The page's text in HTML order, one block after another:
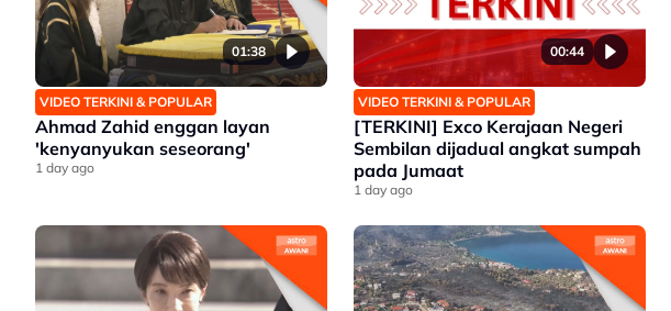
01:38
VIDEO TERKINI & POPULAR
Ahmad Zahid enggan layan
'kenyanyukan seseorang'
1 day ago
00:44
VIDEO TERKINI & POPULAR
[TERKINI] Exco Kerajaan Negeri
Sembilan dijadual angkat sumpah
pada Jumaat
1 day ago